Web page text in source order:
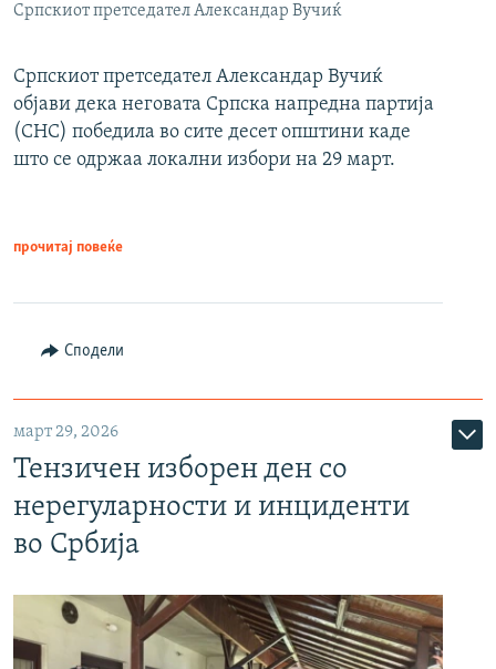
Српскиот претседател Александар Вучиќ
Српскиот претседател Александар Вучиќ
објави дека неговата Српска напредна партија
(СНС) победила во сите десет општини каде
што се одржаа локални избори на 29 март.
прочитај повеќе
Сподели
март 29, 2026
Тензичен изборен ден со
нерегуларности и инциденти
во Србија